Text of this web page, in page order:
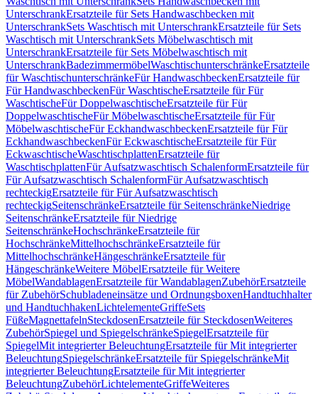
UnterschrankErsatzteile für Sets Handwaschbecken mit
UnterschrankSets Waschtisch mit UnterschrankErsatzteile für Sets
Waschtisch mit UnterschrankSets Möbelwaschtisch mit
UnterschrankErsatzteile für Sets Möbelwaschtisch mit
UnterschrankBadezimmermöbelWaschtischunterschränkeErsatzteile
für WaschtischunterschränkeFür HandwaschbeckenErsatzteile für
Für HandwaschbeckenFür WaschtischeErsatzteile für Für
WaschtischeFür DoppelwaschtischeErsatzteile für Für
DoppelwaschtischeFür MöbelwaschtischeErsatzteile für Für
MöbelwaschtischeFür EckhandwaschbeckenErsatzteile für Für
EckhandwaschbeckenFür EckwaschtischeErsatzteile für Für
EckwaschtischeWaschtischplattenErsatzteile für
WaschtischplattenFür Aufsatzwaschtisch SchalenformErsatzteile für
Für Aufsatzwaschtisch SchalenformFür Aufsatzwaschtisch
rechteckigErsatzteile für Für Aufsatzwaschtisch
rechteckigSeitenschränkeErsatzteile für SeitenschränkeNiedrige
SeitenschränkeErsatzteile für Niedrige
SeitenschränkeHochschränkeErsatzteile für
HochschränkeMittelhochschränkeErsatzteile für
MittelhochschränkeHängeschränkeErsatzteile für
HängeschränkeWeitere MöbelErsatzteile für Weitere
MöbelWandablagenErsatzteile für WandablagenZubehörErsatzteile
für ZubehörSchubladeneinsätze und OrdnungsboxenHandtuchhalter
und HandtuchhakenLichtelementeGriffeSets
FüßeMagnettafelnSteckdosenErsatzteile für SteckdosenWeiteres
ZubehörSpiegel und SpiegelschränkeSpiegelErsatzteile für
SpiegelMit integrierter BeleuchtungErsatzteile für Mit integrierter
BeleuchtungSpiegelschränkeErsatzteile für SpiegelschränkeMit
integrierter BeleuchtungErsatzteile für Mit integrierter
BeleuchtungZubehörLichtelementeGriffeWeiteres